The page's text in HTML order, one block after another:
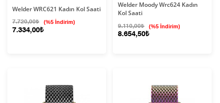
Welder WRC621 Kadın Kol Saati
7.720,00₺ (%5 İndirim)
7.334,00₺
Welder Moody Wrc624 Kadın
Kol Saati
9.110,00₺ (%5 İndirim)
8.654,50₺